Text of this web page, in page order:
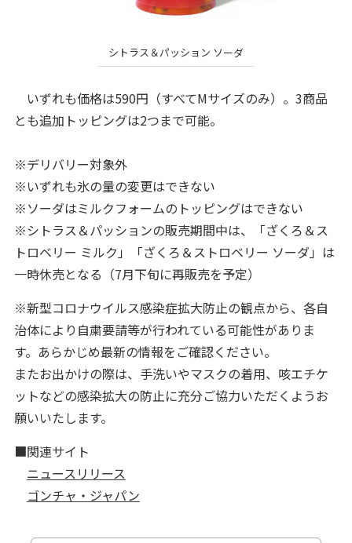
シトラス＆パッション ソーダ
いずれも価格は590円（すべてMサイズのみ）。3商品
とも追加トッピングは2つまで可能。
※デリバリー対象外
※いずれも氷の量の変更はできない
※ソーダはミルクフォームのトッピングはできない
※シトラス＆パッションの販売期間中は、「ざくろ＆ス
トロベリー ミルク」「ざくろ＆ストロベリー ソーダ」は
一時休売となる（7月下旬に再販売を予定）
※新型コロナウイルス感染症拡大防止の観点から、各自
治体により自粛要請等が行われている可能性がありま
す。あらかじめ最新の情報をご確認ください。
またお出かけの際は、手洗いやマスクの着用、咳エチケ
ットなどの感染拡大の防止に充分ご協力いただくようお
願いいたします。
■関連サイト
ニュースリリース
ゴンチャ・ジャパン